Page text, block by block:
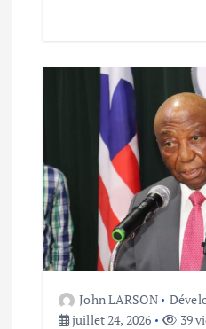
John LARSON
juillet 24, 2026
39